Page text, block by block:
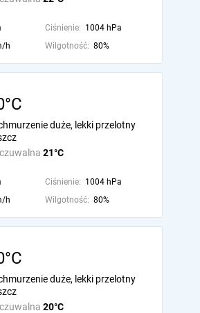
Ciśnienie: 1004 hPa
h Wilgotność: 80%
21°C
duże, lekki przelotny
Ciśnienie: 1004 hPa
h Wilgotność: 80%
20°C
duże, lekki przelotny